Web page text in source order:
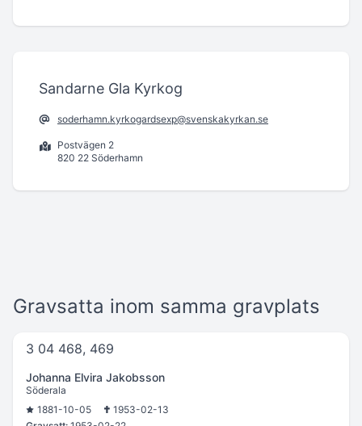
Sandarne Gla Kyrkog
soderhamn.kyrkogardsexp@svenskakyrkan.se
Postvägen 2
820 22 Söderhamn
Gravsatta inom samma gravplats
3 04 468, 469
Johanna Elvira Jakobsson
Söderala
1881-10-05
1953-02-13